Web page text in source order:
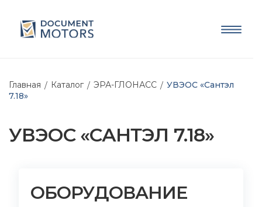
Главная Каталог ЭРА-ГЛОНАСС
УВЭОС «Сантэл
7.18»
УВЭОС «САНТЭЛ 7.18»
ОБОРУДОВАНИЕ